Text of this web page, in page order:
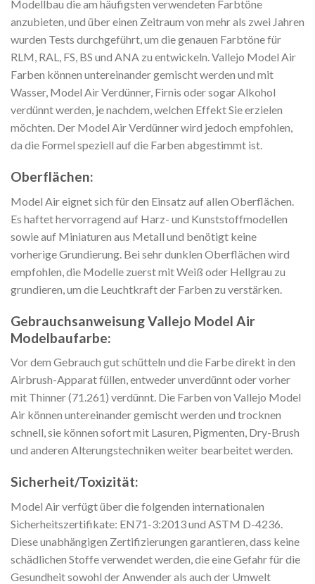
Modellbau die am häufigsten verwendeten Farbtöne
anzubieten, und über einen Zeitraum von mehr als zwei Jahren
wurden Tests durchgeführt, um die genauen Farbtöne für
RLM, RAL, FS, BS und ANA zu entwickeln. Vallejo Model Air
Farben können untereinander gemischt werden und mit
Wasser, Model Air Verdünner, Firnis oder sogar Alkohol
verdünnt werden, je nachdem, welchen Effekt Sie erzielen
möchten. Der Model Air Verdünner wird jedoch empfohlen,
da die Formel speziell auf die Farben abgestimmt ist.
Oberflächen:
Model Air eignet sich für den Einsatz auf allen Oberflächen.
Es haftet hervorragend auf Harz- und Kunststoffmodellen
sowie auf Miniaturen aus Metall und benötigt keine
vorherige Grundierung. Bei sehr dunklen Oberflächen wird
empfohlen, die Modelle zuerst mit Weiß oder Hellgrau zu
grundieren, um die Leuchtkraft der Farben zu verstärken.
Gebrauchsanweisung Vallejo Model Air
Modelbaufarbe:
Vor dem Gebrauch gut schütteln und die Farbe direkt in den
Airbrush-Apparat füllen, entweder unverdünnt oder vorher
mit Thinner (71.261) verdünnt. Die Farben von Vallejo Model
Air können untereinander gemischt werden und trocknen
schnell, sie können sofort mit Lasuren, Pigmenten, Dry-Brush
und anderen Alterungstechniken weiter bearbeitet werden.
Sicherheit/Toxizität:
Model Air verfügt über die folgenden internationalen
Sicherheitszertifikate: EN71-3:2013 und ASTM D-4236.
Diese unabhängigen Zertifizierungen garantieren, dass keine
schädlichen Stoffe verwendet werden, die eine Gefahr für die
Gesundheit sowohl der Anwender als auch der Umwelt